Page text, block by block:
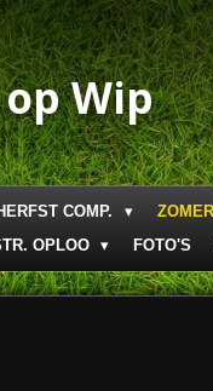
Wip
COMP.
OPLOO FOTO'S